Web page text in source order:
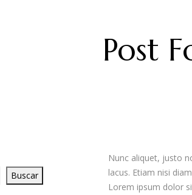
Post
Buscar
Nunc aliquet, justo
lacus. Etiam nisi
Lorem ipsum dolor